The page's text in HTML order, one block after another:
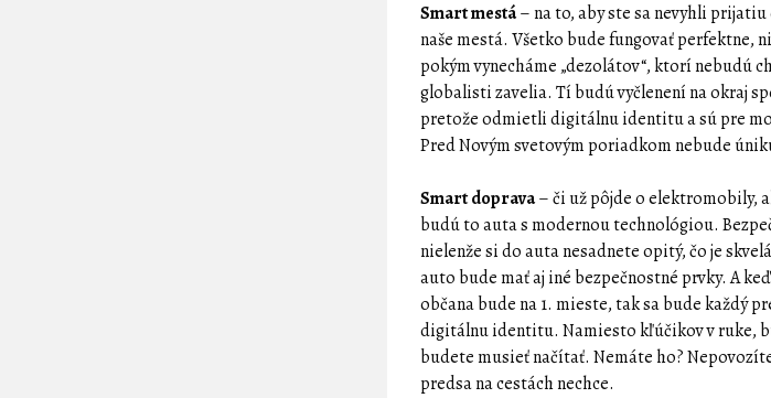
Smart mestá– na to, aby ste sa nevyhli
naše mestá. Všetko bude fungovať perfektne,
pokým vynecháme „dezolátov“, ktorí nebudú
globalisti zavelia. Tí budú vyčlenení na okraj
pretože odmietli digitálnu identitu a sú pre
Pred Novým svetovým poriadkom nebude
Smart doprava– či už pôjde o elektromobily,
budú to auta s modernou technológiou.
nielenže si do auta nesadnete opitý, čo je
auto bude mať aj iné bezpečnostné prvky. A
občana bude na 1. mieste, tak sa bude každý
digitálnu identitu. Namiesto kľúčikov v ruke,
budete musieť načítať. Nemáte ho?
predsa na cestách nechce.